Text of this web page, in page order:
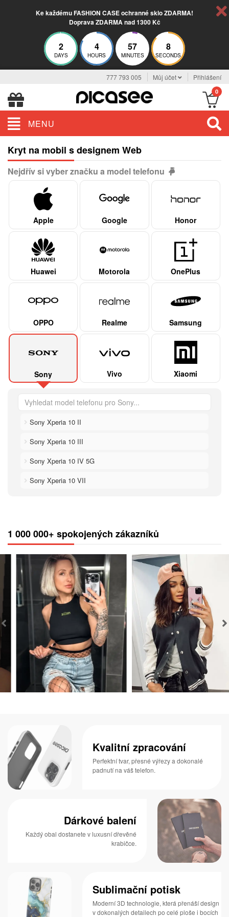
Ke každému FASHION CASE ochranné sklo ZDARMA!
Doprava ZDARMA nad 1300 Kč
2
DAYS
4
HOURS
57
MINUTES
8
SECONDS
777 793 005 Můj účet Přihlášení
0
MENU
Kryt na mobil s designem Web
Nejdřív si vyber značku a model telefonu
Apple Google Honor
Huawei Motorola OnePlus
OPPO Realme Samsung
Sony Vivo Xiaomi
Sony Xperia 10 II
Sony Xperia 10 III
Sony Xperia 10 IV 5G
Sony Xperia 10 VII
1 000 000+ spokojených zákazníků
Kvalitní zpracování
Perfektní tvar, přesné výřezy a dokonalé
padnutí na váš telefon.
Dárkové balení
Každý obal dostanete v luxusní dřevěné
krabičce.
Sublimační potisk
Moderní 3D technologie, která přenáší design
v dokonalých detailech po celé ploše i bocích